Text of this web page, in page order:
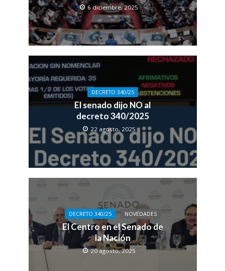
6 diciembre, 2025
DECRETO 340/25
El senado dijo NO al
decreto 340/2025
22 agosto, 2025
DECRETO 340/25 NOVEDADES
El Centro en el Senado de
la Nación
20 agosto, 2025